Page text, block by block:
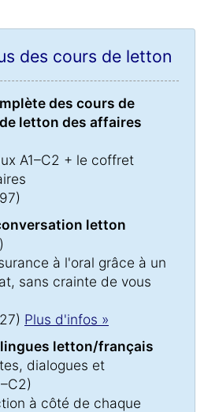
des cours de letton
des cours de
letton des affaires
A1–C2 + le coffret
letton
à l'oral grâce à un
sans crainte de vous
Plus d'infos »
letton/français
dialogues et
à côté de chaque